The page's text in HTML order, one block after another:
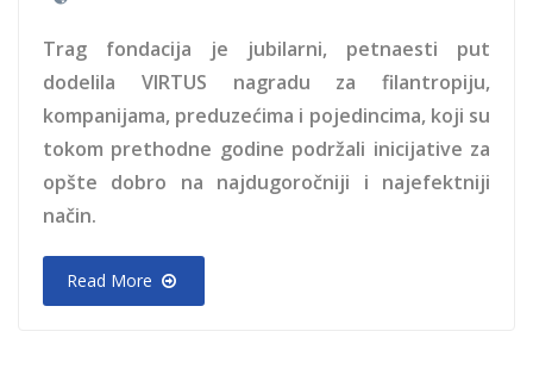
Trag fondacija je jubilarni, petnaesti put
dodelila VIRTUS nagradu za filantropiju,
kompanijama, preduzećima i pojedincima, koji su
tokom prethodne godine podržali inicijative za
opšte dobro na najdugoročniji i najefektniji
način.
Read More